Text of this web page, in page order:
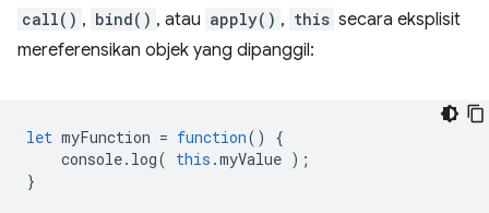
call() , bind() , atau apply() , this secara eksplisit
mereferensikan objek yang dipanggil:
let myFunction = function()
{
console. log( this .myValue );
}